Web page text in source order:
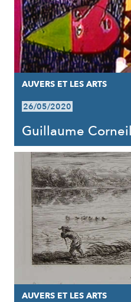
AUVERS ET LES ARTS
26/05/2020
Guillaume
AUVERS ET LES ARTS